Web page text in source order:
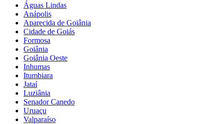
Águas Lindas
Anápolis
Aparecida de Goiânia
Cidade de Goiás
Formosa
Goiânia
Goiânia Oeste
Inhumas
Itumbiara
Jataí
Luziânia
Senador Canedo
Uruaçu
Valparaíso